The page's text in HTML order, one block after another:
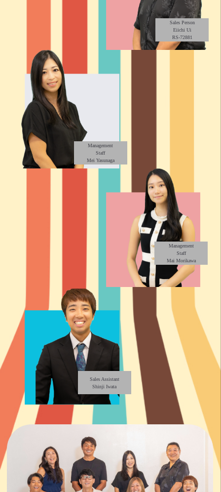
Sales Person
Eiichi Ui
RS-72881
Management
Staff
Mei Yasunaga
Management
Staff
Mai Morikawa
Sales Assistant
Shinji Iwata